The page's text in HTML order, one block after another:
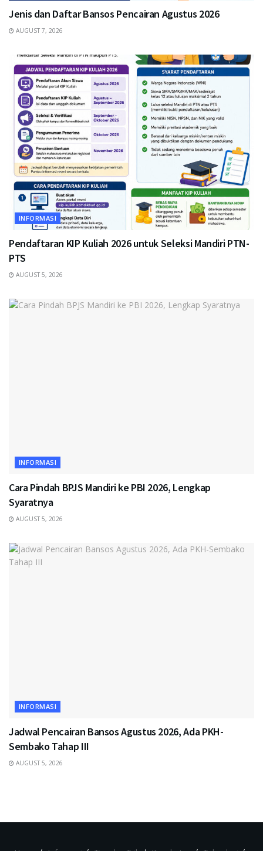
Jenis dan Daftar Bansos Pencairan Agustus 2026
AUGUST 7, 2026
INFORMASI
Pendaftaran KIP Kuliah 2026 untuk Seleksi Mandiri PTN-
PTS
AUGUST 5, 2026
INFORMASI
Cara Pindah BPJS Mandiri ke PBI 2026, Lengkap
Syaratnya
AUGUST 5, 2026
INFORMASI
Jadwal Pencairan Bansos Agustus 2026, Ada PKH-
Sembako Tahap III
AUGUST 5, 2026